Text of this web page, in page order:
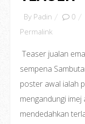
By Padin 0
Permalink
Teaser jualan
sempena
poster awal ialah
mengandungi
mendedahkan